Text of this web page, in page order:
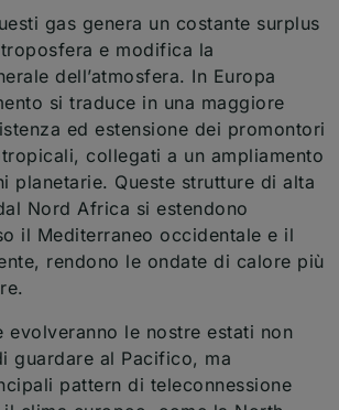
gas genera un costante surplus
e modifica la
dell’atmosfera. In Europa
si traduce in una maggiore
ed estensione dei promontori
collegati a un ampliamento
planetarie. Queste strutture di alta
Nord Africa si estendono
il Mediterraneo occidentale e il
rendono le ondate di calore più
evolveranno le nostre estati non
guardare al Pacifico, ma
pattern di teleconnessione